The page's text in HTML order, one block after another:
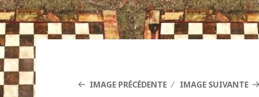
IMAGE PRÉCÉDENTE IMAGE SUIVANTE